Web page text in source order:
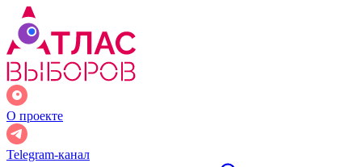
О проекте
Telegram-канал